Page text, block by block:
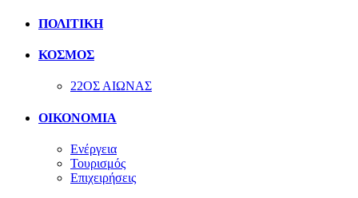
ΠΟΛΙΤΙΚΗ
ΚΟΣΜΟΣ
22ΟΣ ΑΙΩΝΑΣ
ΟΙΚΟΝΟΜΙΑ
Ενέργεια
Τουρισμός
Επιχειρήσεις